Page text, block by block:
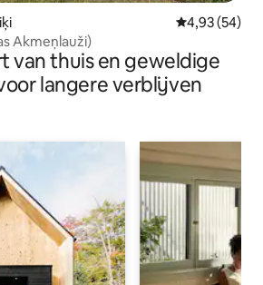
Gemiddelde
4,93 (54)
Akmeņlauži)
van thuis en geweldige
langere verblijven